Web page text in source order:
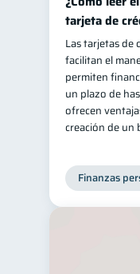
tarjeta de
Las tarjetas
facilitan el
permiten
un plazo de
ofrecen
creación de un
Finanzas